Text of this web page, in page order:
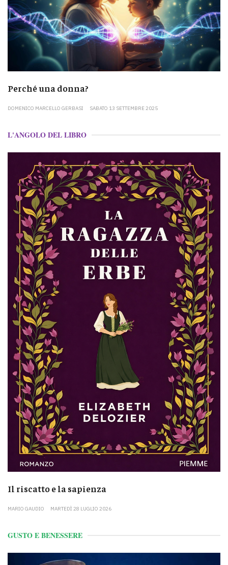
Perché una donna?
DOMENICO MARCELLO GERBASI SABATO 13 SETTEMBRE 2025
L'ANGOLO DEL LIBRO
Il riscatto e la sapienza
MARIO GAUDIO MARTEDÌ 28 LUGLIO 2026
GUSTO E BENESSERE